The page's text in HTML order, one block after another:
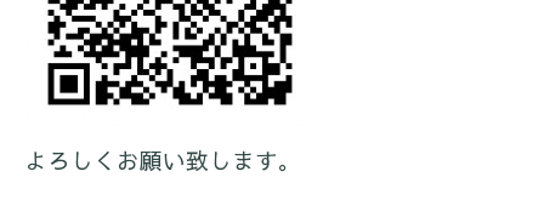
よろしくお願い致します。